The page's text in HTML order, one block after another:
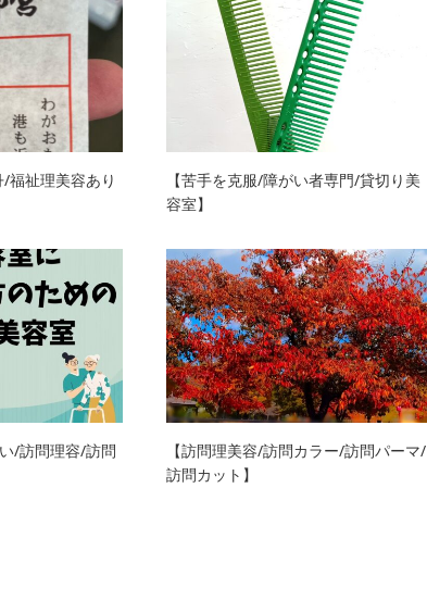
/福祉理美容あり
【苦手を克服/障がい者専門/貸切り美
容室】
/訪問理容/訪問
【訪問理美容/訪問カラー/訪問パーマ/
訪問カット】